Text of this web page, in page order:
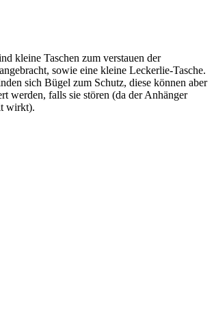
kleine Taschen zum verstauen der
sowie eine kleine Leckerlie-Tasche.
sich Bügel zum Schutz, diese können aber
werden, falls sie stören (da der Anhänger
wirkt).